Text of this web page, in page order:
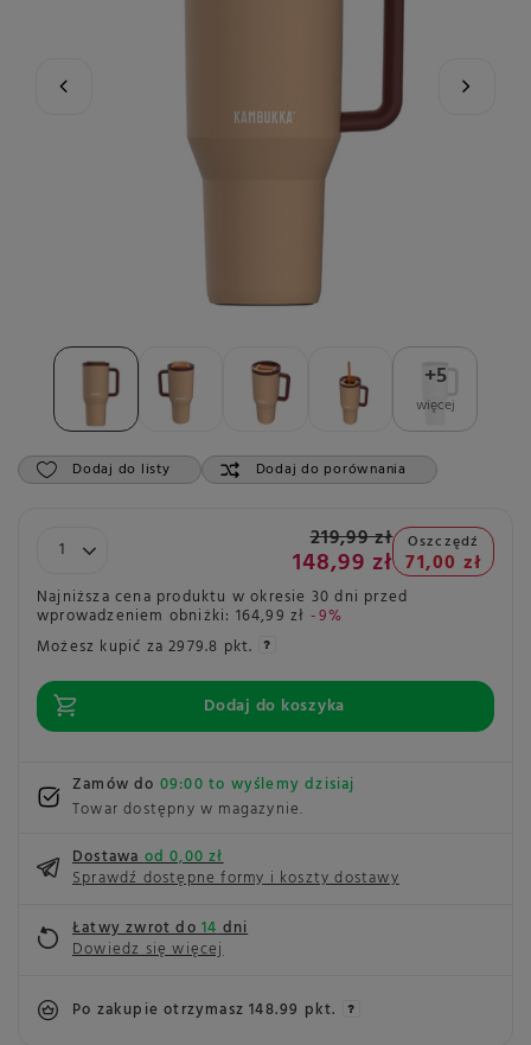
+5
więcej
Dodaj do listy Dodaj do porównania
219,99 zł
148,99 zł
Oszczędź
71,00 zł
Najniższa cena produktu w okresie 30 dni przed
wprowadzeniem obniżki: 164,99 zł -9%
Możesz kupić za2979.8 pkt.
Dodaj do koszyka
Zamów do 09:00 to wyślemy dzisiaj
Towar dostępny w magazynie
Dostawaod 0,00 zł
Sprawdź dostępne formy i koszty dostawy
Łatwy zwrot do14dni
Dowiedz się więcej
Po zakupie otrzymasz148.99 pkt.